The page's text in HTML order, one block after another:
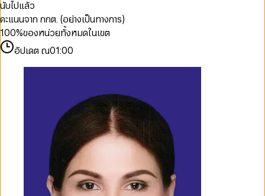
นับไปแล้ว
คะแนนจาก กกต. (อย่างเป็นทางการ)
100%ของหน่วยทั้งหมดในเขต
อัปเดต ณ01:00